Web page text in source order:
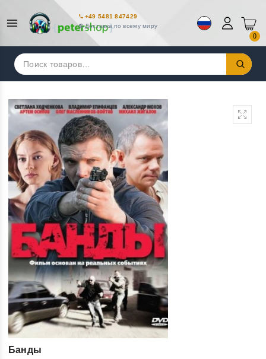
+49 5481 847429
Доставка по всему миру
0
Искать:
Банды